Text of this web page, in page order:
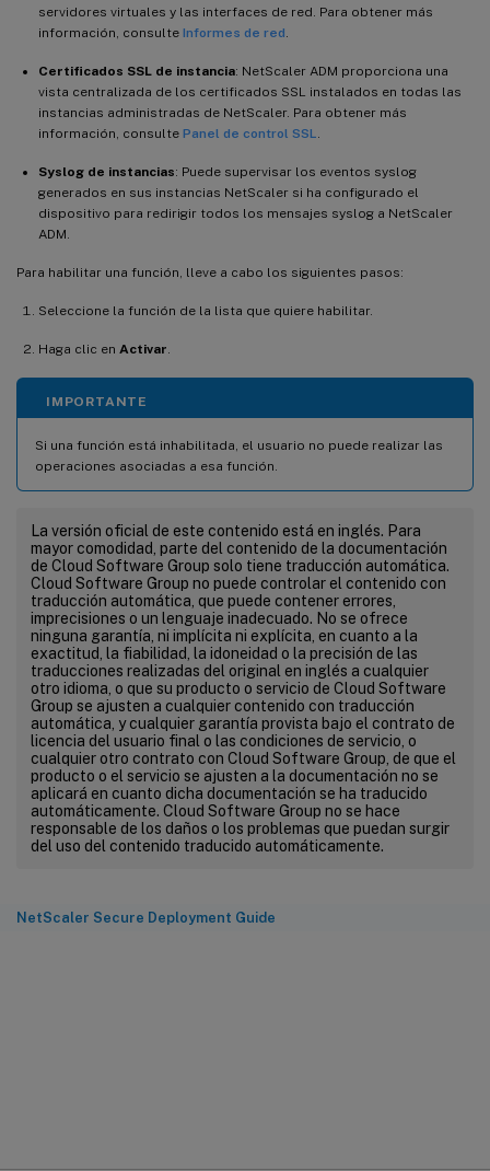
servidores virtuales y las interfaces de red. Para obtener más
información, consulte Informes de red
Certificados SSL de instancia: NetScaler ADM proporciona una
vista centralizada de los certificados SSL instalados en todas las
instancias administradas de NetScaler. Para obtener más
información, consulte Panel de control SSL
Syslog de instancias: Puede supervisar los eventos syslog
generados en sus instancias NetScaler si ha configurado el
dispositivo para redirigir todos los mensajes syslog a NetScaler
ADM.
Para habilitar una función, lleve a cabo los siguientes pasos:
Seleccione la función de la lista que quiere habilitar.
Haga clic en Activar
IMPORTANTE
Si una función está inhabilitada, el usuario no puede realizar las
operaciones asociadas a esa función.
La versión oficial de este contenido está en inglés. Para
mayor comodidad, parte del contenido de la documentación
de Cloud Software Group solo tiene traducción automática.
Cloud Software Group no puede controlar el contenido con
traducción automática, que puede contener errores,
imprecisiones o un lenguaje inadecuado. No se ofrece
ninguna garantía, ni implícita ni explícita, en cuanto a la
exactitud, la fiabilidad, la idoneidad o la precisión de las
traducciones realizadas del original en inglés a cualquier
otro idioma, o que su producto o servicio de Cloud Software
Group se ajusten a cualquier contenido con traducción
automática, y cualquier garantía provista bajo el contrato de
licencia del usuario final o las condiciones de servicio, o
cualquier otro contrato con Cloud Software Group, de que el
producto o el servicio se ajusten a la documentación no se
aplicará en cuanto dicha documentación se ha traducido
automáticamente. Cloud Software Group no se hace
responsable de los daños o los problemas que puedan surgir
del uso del contenido traducido automáticamente.
NetScaler Secure Deployment Guide